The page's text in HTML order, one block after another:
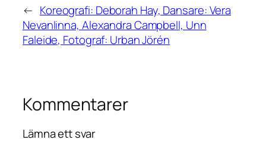
← Koreografi: Deborah Hay, Dansare: Vera
Nevanlinna, Alexandra Campbell, Unn
Faleide, Fotograf: Urban Jörén
Kommentarer
Lämna ett svar